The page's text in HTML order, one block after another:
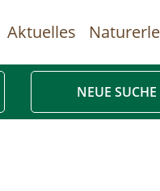
Aktuelles
NEUE SUCHE